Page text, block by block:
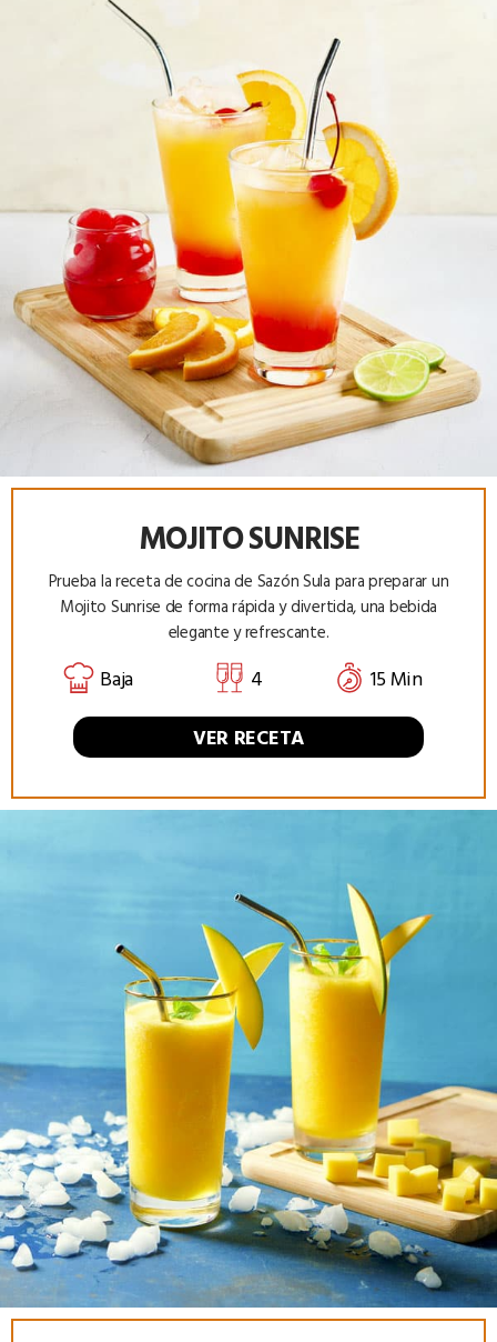
MOJITO SUNRISE
Prueba la receta de cocina de Sazón Sula para preparar un
Mojito Sunrise de forma rápida y divertida, una bebida
elegante y refrescante.
Baja 4
15 Min
VER RECETA